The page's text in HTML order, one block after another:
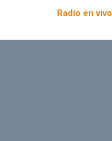
Radio en vivo